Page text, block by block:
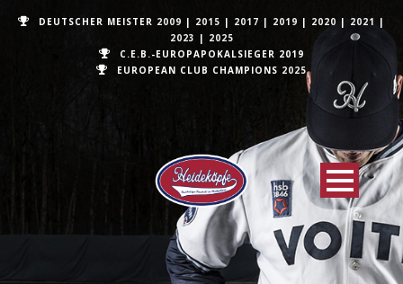
DEUTSCHER MEISTER 2009 | 2015 | 2017 | 2019 | 2020 | 2021 |
2023 | 2025
C.E.B.-EUROPAPOKALSIEGER 2019
EUROPEAN CLUB CHAMPIONS 2025